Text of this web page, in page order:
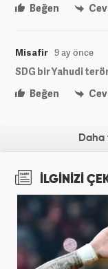
Beğen
Misafir 9 ay önce
SDG bir Yahudi
Beğen
İLGİNİZİ